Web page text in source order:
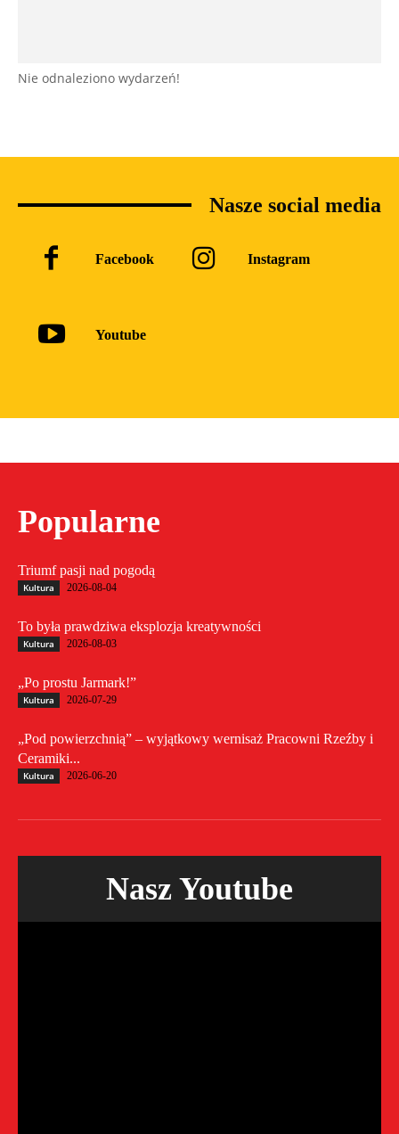
Nie odnaleziono wydarzeń!
Nasze social media
Facebook Instagram
Youtube
Popularne
Triumf pasji nad pogodą
Kultura 2026-08-04
To była prawdziwa eksplozja kreatywności
Kultura 2026-08-03
„Po prostu Jarmark!”
Kultura 2026-07-29
„Pod powierzchnią” – wyjątkowy wernisaż Pracowni Rzeźby i
Ceramiki...
Kultura 2026-06-20
Nasz Youtube